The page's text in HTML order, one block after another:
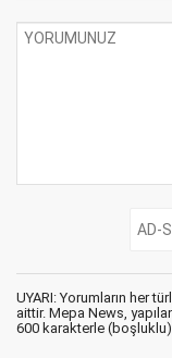
UYARI: Yorumların her
aittir. Mepa News,
600 karakterle (boşluklu)